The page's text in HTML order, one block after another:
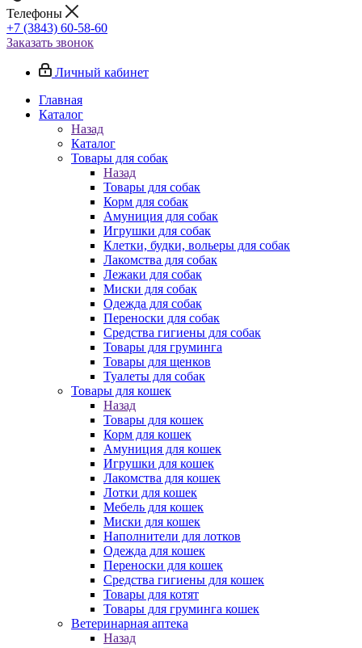
Телефоны
+7 (3843) 60-58-60
Заказать звонок
Личный кабинет
Главная
Каталог
Назад
Каталог
Товары для собак
Назад
Товары для собак
Корм для собак
Амуниция для собак
Игрушки для собак
Клетки, будки, вольеры для собак
Лакомства для собак
Лежаки для собак
Миски для собак
Одежда для собак
Переноски для собак
Средства гигиены для собак
Товары для груминга
Товары для щенков
Туалеты для собак
Товары для кошек
Назад
Товары для кошек
Корм для кошек
Амуниция для кошек
Игрушки для кошек
Лакомства для кошек
Лотки для кошек
Мебель для кошек
Миски для кошек
Наполнители для лотков
Одежда для кошек
Переноски для кошек
Средства гигиены для кошек
Товары для котят
Товары для груминга кошек
Ветеринарная аптека
Назад